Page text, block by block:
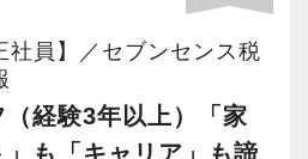
程度
％
完備
社員】／セブンセンス税
経験3年以上）「家
も「キャリア」も諦